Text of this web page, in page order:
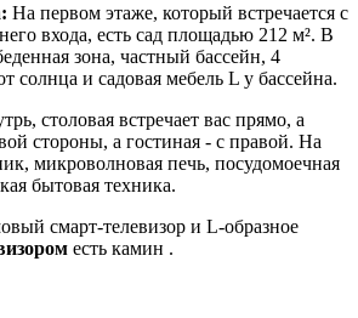
На первом этаже, который встречается с
входа, есть сад площадью 212 м². В
зона, частный бассейн, 4
солнца и садовая мебель L у бассейна.
столовая встречает вас прямо, а
стороны, а гостиная - с правой. На
микроволновая печь, посудомоечная
бытовая техника.
смарт-телевизор и L-образное
есть камин .